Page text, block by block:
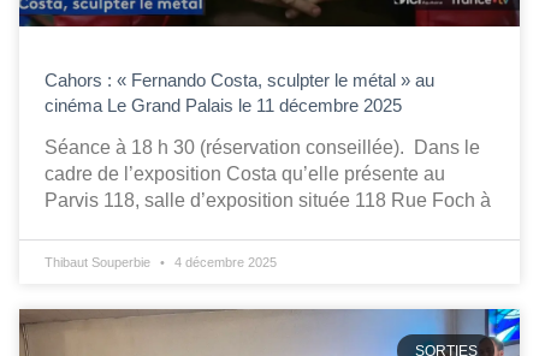
Cahors : « Fernando Costa, sculpter le métal » au
cinéma Le Grand Palais le 11 décembre 2025
Séance à 18 h 30 (réservation conseillée). Dans le
cadre de l’exposition Costa qu’elle présente au
Parvis 118, salle d’exposition située 118 Rue Foch à
Thibaut Souperbie 4 décembre 2025
SORTIES